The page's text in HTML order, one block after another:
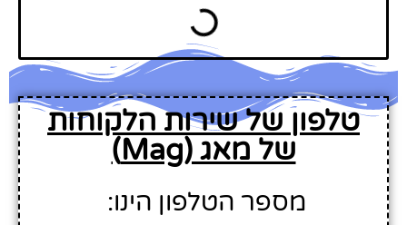
טלפון של שירות הלקוחות
של מאג (Mag)
מספר הטלפון הינו: